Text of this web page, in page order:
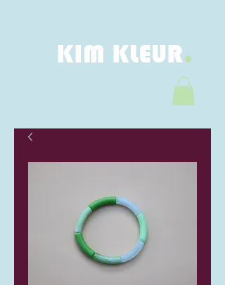
KIM KLEUR.